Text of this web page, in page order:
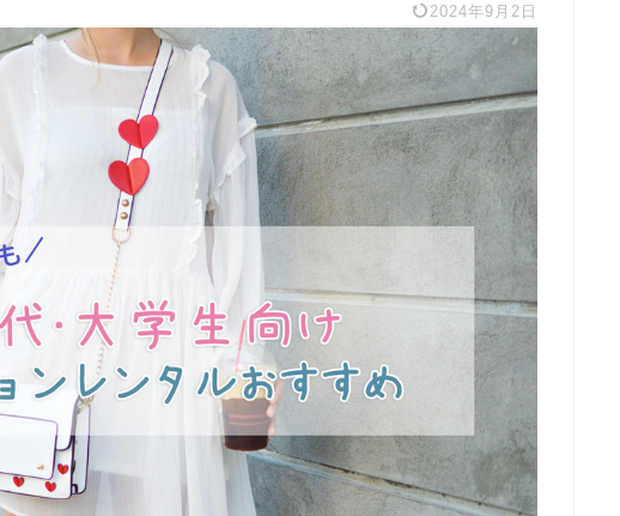
2024年9月2日